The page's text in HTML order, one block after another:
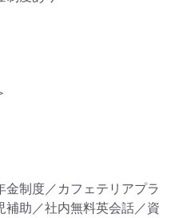
制度／カフェテリアプラ
補助／社内無料英会話／資